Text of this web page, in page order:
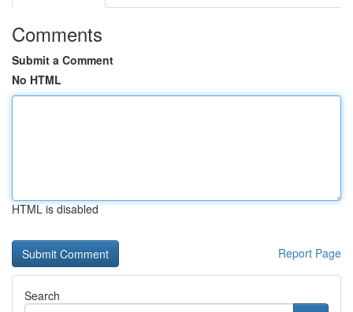
Comments
Submit a Comment
No HTML
HTML is disabled
Report Page
Search